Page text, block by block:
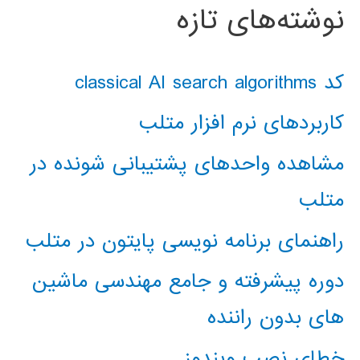
نوشته‌های تازه
کد classical AI search algorithms
کاربردهای نرم افزار متلب
مشاهده واحدهای پشتیبانی شونده در
متلب
راهنمای برنامه نویسی پایتون در متلب
دوره پیشرفته و جامع مهندسی ماشین
های بدون راننده